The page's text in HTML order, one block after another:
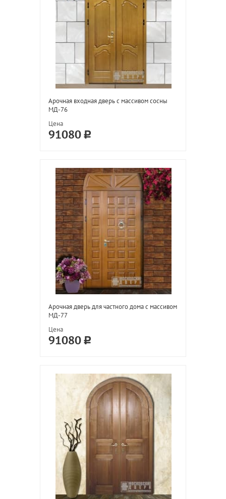
Арочная входная дверь с массивом сосны
МД-76
Цена
91080
Арочная дверь для частного дома с массивом
МД-77
Цена
91080